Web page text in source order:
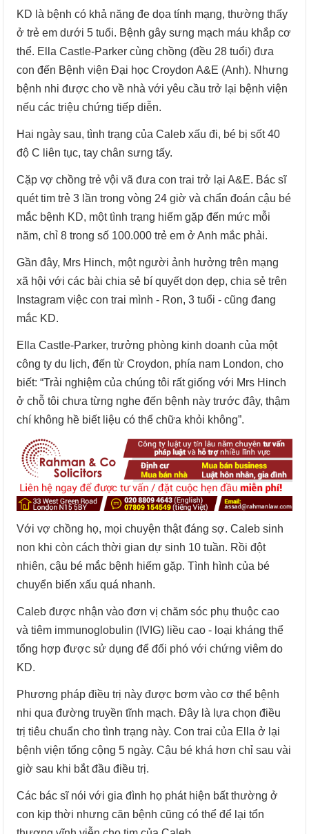
KD là bệnh có khả năng đe dọa tính mạng, thường thấy
ở trẻ em dưới 5 tuổi. Bệnh gây sưng mạch máu khắp cơ
thể. Ella Castle-Parker cùng chồng (đều 28 tuổi) đưa
con đến Bệnh viện Đại học Croydon A&E (Anh). Nhưng
bệnh nhi được cho về nhà với yêu cầu trở lại bệnh viện
nếu các triệu chứng tiếp diễn.
Hai ngày sau, tình trạng của Caleb xấu đi, bé bị sốt 40
độ C liên tục, tay chân sưng tấy.
Cặp vợ chồng trẻ vội vã đưa con trai trở lại A&E. Bác sĩ
quét tim trẻ 3 lần trong vòng 24 giờ và chẩn đoán cậu bé
mắc bệnh KD, một tình trạng hiếm gặp đến mức mỗi
năm, chỉ 8 trong số 100.000 trẻ em ở Anh mắc phải.
Gần đây, Mrs Hinch, một người ảnh hưởng trên mạng
xã hội với các bài chia sẻ bí quyết dọn dẹp, chia sẻ trên
Instagram việc con trai mình - Ron, 3 tuổi - cũng đang
mắc KD.
Ella Castle-Parker, trưởng phòng kinh doanh của một
công ty du lịch, đến từ Croydon, phía nam London, cho
biết: “Trải nghiệm của chúng tôi rất giống với Mrs Hinch
ở chỗ tôi chưa từng nghe đến bệnh này trước đây, thậm
chí không hề biết liệu có thể chữa khỏi không”.
Với vợ chồng họ, mọi chuyện thật đáng sợ. Caleb sinh
non khi còn cách thời gian dự sinh 10 tuần. Rồi đột
nhiên, cậu bé mắc bệnh hiếm gặp. Tình hình của bé
chuyển biến xấu quá nhanh.
Caleb được nhận vào đơn vị chăm sóc phụ thuộc cao
và tiêm immunoglobulin (IVIG) liều cao - loại kháng thể
tổng hợp được sử dụng để đối phó với chứng viêm do
KD.
Phương pháp điều trị này được bơm vào cơ thể bệnh
nhi qua đường truyền tĩnh mạch. Đây là lựa chọn điều
trị tiêu chuẩn cho tình trạng này. Con trai của Ella ở lại
bệnh viện tổng cộng 5 ngày. Cậu bé khá hơn chỉ sau vài
giờ sau khi bắt đầu điều trị.
Các bác sĩ nói với gia đình họ phát hiện bất thường ở
con kịp thời nhưng căn bệnh cũng có thể để lại tổn